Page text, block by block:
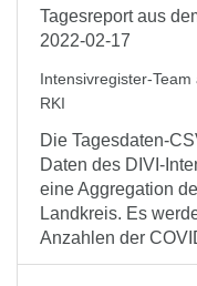
Tagesreport aus
2022-02-17
Intensivregister-Team
RKI
Die Tagesdaten-
Daten des DIVI-
eine Aggregation
Landkreis. Es
Anzahlen der